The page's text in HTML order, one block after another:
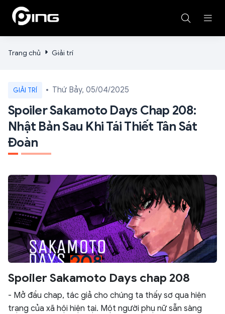
Trang chủ Giải trí
GIẢI TRÍ Thứ Bảy, 05/04/2025
Spoiler Sakamoto Days Chap 208:
Nhật Bản Sau Khi Tái Thiết Tân Sát
Đoàn
Spoiler Sakamoto Days chap 208
- Mở đầu chap, tác giả cho chúng ta thấy sơ qua hiện
trạng của xã hội hiện tại. Một người phụ nữ sẵn sàng